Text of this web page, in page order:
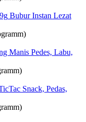
Bubur Instan Lezat
Manis Pedes, Labu,
Snack, Pedas,